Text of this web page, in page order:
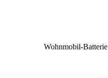
Wohnmobil-Batterie